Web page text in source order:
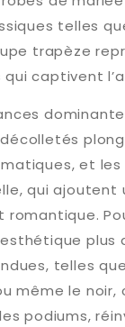
telles
trapèze
captivent
et
qui ajoutent
plus
telles
même le noir,
podiums,